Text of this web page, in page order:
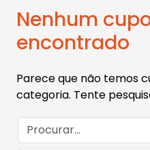
Nenhum
encontrado
Parece que não temos
categoria. Tente